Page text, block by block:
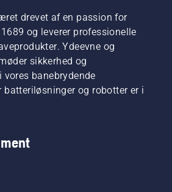
drevet af en passion for
og leverer professionelle
Ydeevne og
sikkerhed og
banebrydende
batteriløsninger og robotter er i